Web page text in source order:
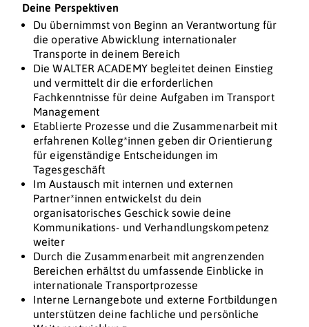
Deine Perspektiven
Du übernimmst von Beginn an Verantwortung für
die operative Abwicklung internationaler
Transporte in deinem Bereich
Die WALTER ACADEMY begleitet deinen Einstieg
und vermittelt dir die erforderlichen
Fachkenntnisse für deine Aufgaben im Transport
Management
Etablierte Prozesse und die Zusammenarbeit mit
erfahrenen Kolleg*innen geben dir Orientierung
für eigenständige Entscheidungen im
Tagesgeschäft
Im Austausch mit internen und externen
Partner*innen entwickelst du dein
organisatorisches Geschick sowie deine
Kommunikations- und Verhandlungskompetenz
weiter
Durch die Zusammenarbeit mit angrenzenden
Bereichen erhältst du umfassende Einblicke in
internationale Transportprozesse
Interne Lernangebote und externe Fortbildungen
unterstützen deine fachliche und persönliche